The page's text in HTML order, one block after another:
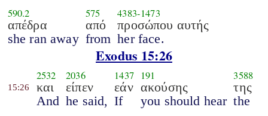
590.2
απέδρα
she ran away
575
από
from
4383-1473
προσώπου αυτής
her face.
Exodus 15:26
15:26
2532
και
And
2036
είπεν
he said,
1437
εάν
If
191
ακούσης
you should hear
3588
της
the